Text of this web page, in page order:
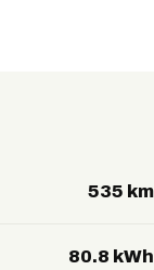
535 km
80.8 kWh